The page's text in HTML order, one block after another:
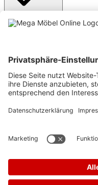
Anmelden
Links unterstreichen
Großer Cursor
Zurücksetzen
Werkzeugleiste anzeigen